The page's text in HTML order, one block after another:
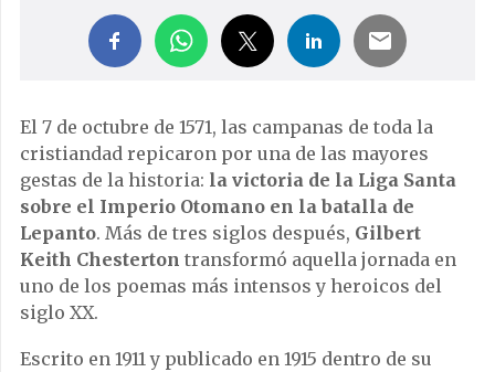
El 7 de octubre de 1571, las campanas de toda la
cristiandad repicaron por una de las mayores
gestas de la historia: la victoria de la Liga Santa
sobre el Imperio Otomano en la batalla de
Lepanto. Más de tres siglos después, Gilbert
Keith Chesterton transformó aquella jornada en
uno de los poemas más intensos y heroicos del
siglo XX.
Escrito en 1911 y publicado en 1915 dentro de su